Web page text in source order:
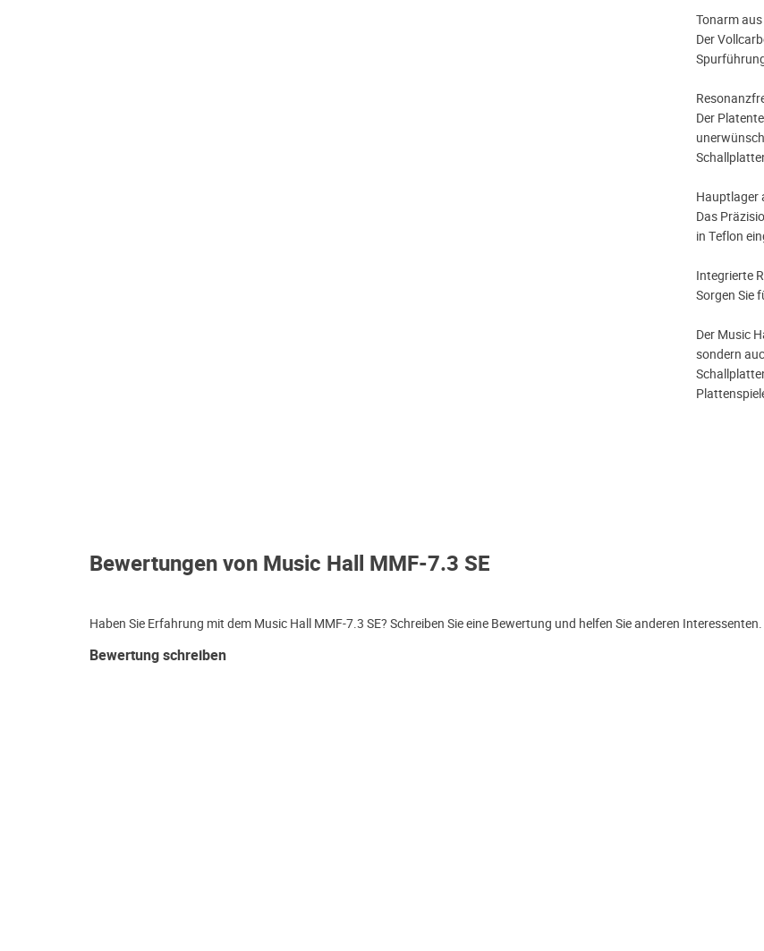
Tonarm
Der
Der
Hauptlager
Das
in Teflon
Integrierte
Sorgen Sie
Der Music
sondern
Bewertungen von Music Hall MMF-7.3 SE
Haben Sie Erfahrung mit dem Music Hall MMF-7.3 SE? Schreiben Sie eine Bewertung und helfen Sie anderen Interessenten.
Bewertung schreiben